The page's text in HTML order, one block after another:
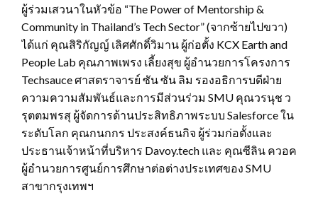
ผู้ร่วมเสวนาในหัวข้อ “The Power of Mentorship &
Community in Thailand’s Tech Sector” ‎(จากซ้ายไปขวา)‎
ได้แก่ คุณสิริกัญญ์ เลิศศักดิ์วิมาน ผู้ก่อตั้ง KCX Earth and
People Lab คุณภาพเพรง เลี้ยงสุข ผู้อำนวยการโครงการ
Techsauce ศาสตราจารย์ ซัน ซัน ลิม รองอธิการบดีฝ่าย
ความความสัมพันธ์และการมีส่วนร่วม SMU คุณวรนุช ว
รุตตมพรสุ ผู้จัดการด้านประสิทธิภาพระบบ Salesforce ใน
ระดับโลก คุณกนกกร ประสงค์ธนกิจ ผู้ร่วมก่อตั้งและ
ประธานเจ้าหน้าที่บริหาร Davoy.tech และ คุณซีลิน ควอค
ผู้อำนวยการศูนย์การศึกษาต่อต่างประเทศของ SMU
สาขากรุงเทพฯ